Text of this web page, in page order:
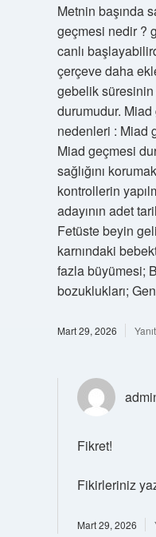
Metnin başında
geçmesi nedir ?
canlı
çerçeve daha
gebelik süresinin
durumudur. Miad
nedenleri : Miad
Miad geçmesi
sağlığını
kontrollerin
adayının adet
Fetüste beyin
karnındaki
fazla büyümesi;
bozuklukları;
Mart 29, 2026
Fikret!
Fikirleriniz
Mart 29, 2026